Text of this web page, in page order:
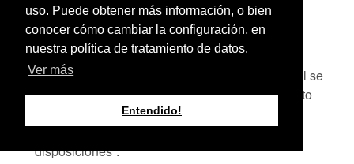
uso. Puede obtener más información, o bien
conocer cómo cambiar la configuración, en
nuestra política de tratamiento de datos.
Ver más
Entendido!
Proyecto de Resolución 8 de 2023
“Por la cual se
modifica la reglamentación del destino del crédito
agropecuario y rural, se definen sus usuarios,
condiciones financieras y se adoptan otras
disposiciones”.